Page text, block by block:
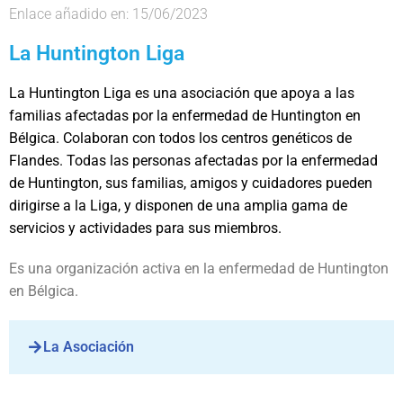
Enlace añadido en: 15/06/2023
La Huntington Liga
La Huntington Liga es una asociación que apoya a las
familias afectadas por la enfermedad de Huntington en
Bélgica. Colaboran con todos los centros genéticos de
Flandes. Todas las personas afectadas por la enfermedad
de Huntington, sus familias, amigos y cuidadores pueden
dirigirse a la Liga, y disponen de una amplia gama de
servicios y actividades para sus miembros.
Es una organización activa en la enfermedad de Huntington
en Bélgica.
La Asociación